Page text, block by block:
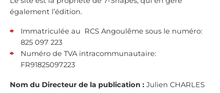
également l’édition.
Immatriculée au RCS Angoulême sous le numéro:
825 097 223
Numéro de TVA intracommunautaire:
FR91825097223
Nom du Directeur de la publication : Julien CHARLES